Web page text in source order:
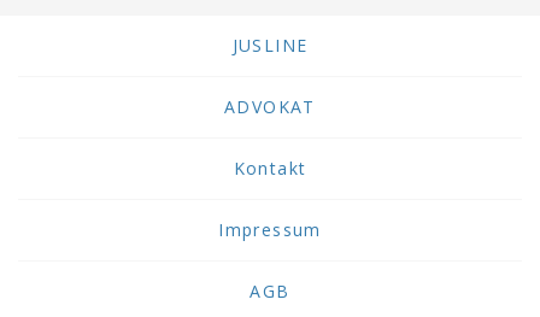
JUSLINE
ADVOKAT
Kontakt
Impressum
AGB